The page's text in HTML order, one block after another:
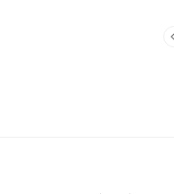
을 분석해봅니다.💎 블랙핑크 제